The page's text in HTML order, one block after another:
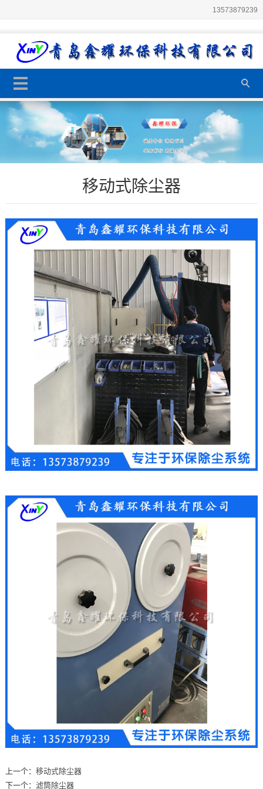
13573879239
移动式除尘器
上一个： 移动式除尘器
下一个： 滤筒除尘器